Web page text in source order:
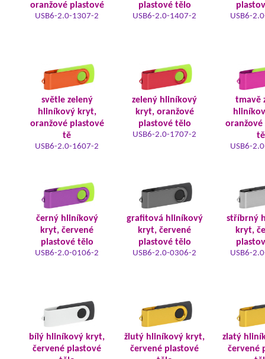
oranžové plastové
USB6-2.0-1307-2
plastové tělo
USB6-2.0-1407-2 USB6-
světle zelený
hliníkový kryt,
oranžové plastové
tě
USB6-2.0-1607-2
zelený hliníkový
kryt, oranžové
plastové tělo
USB6-2.0-1707-2
tmavě
oranžové
USB6-
černý hliníkový
kryt, červené
plastové tělo
USB6-2.0-0106-2
grafitová hliníkový
kryt, červené
plastové tělo
USB6-2.0-0306-2
stříbrný
kryt,
USB6-
bílý hliníkový kryt,
červené plastové
žlutý hliníkový kryt,
červené plastové
zlatý
červené